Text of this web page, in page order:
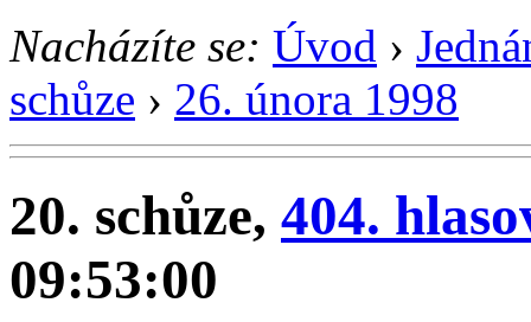
Nacházíte se: Úvod ›
schůze › 26. února 1998
20. schůze, 404.
09:53:00